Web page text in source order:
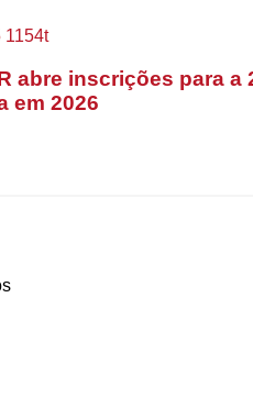
abre inscrições para a
em 2026